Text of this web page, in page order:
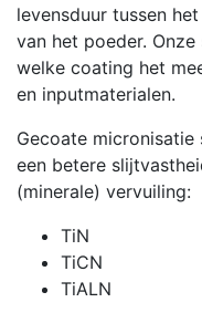
levensduur tussen
van het poeder.
welke coating het
en inputmaterialen.
Gecoate micronisatie
een betere
(minerale) vervuiling:
TiN
TiCN
TiALN